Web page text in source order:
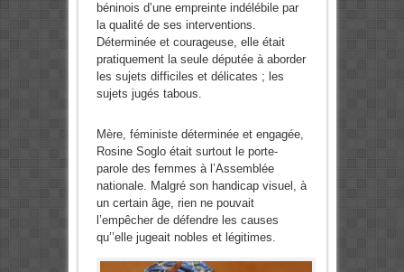
béninois d’une empreinte indélébile par
la qualité de ses interventions.
Déterminée et courageuse, elle était
pratiquement la seule députée à aborder
les su­jets difficiles et délicates ; les
sujets jugés tabous.
Mère, féministe déterminée et engagée,
Rosine Soglo était surtout le porte-
parole des femmes à l’Assemblée
nationale. Malgré son handicap visuel, à
un certain âge, rien ne pouvait
l’empêcher de défendre les causes
qu’’elle jugeait nobles et légitimes.